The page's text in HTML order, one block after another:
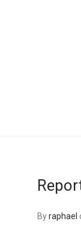
Byraphael